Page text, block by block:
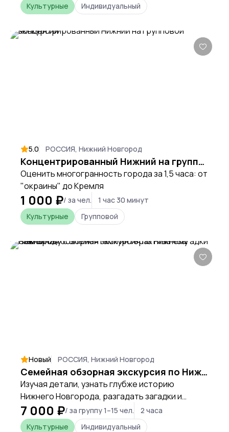
Культурные Индивидуальный
5.0 РОССИЯ, Нижний Новгород
Концентрированный Нижний на групповой экскурсии
Оценить многогранность города за 1,5 часа: от
"окраины" до Кремля
1 000 ₽/ за чел.
1 час 30 минут
Культурные
Групповой
Новый РОССИЯ, Нижний Новгород
Семейная обзорная экскурсия по Нижнему Новгороду с элементами интерактива «Загадки Нижнего»
Изучая детали, узнать глубже историю
Нижнего Новгорода, разгадать загадки и
прочитать послания города
7 000 ₽/ за группу 1–15 чел.
2 часа
Культурные
Индивидуальный